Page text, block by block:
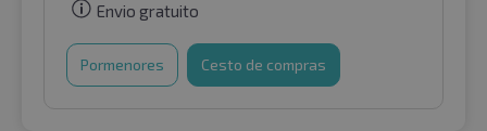
Envio gratuito
Pormenores Cesto de compras